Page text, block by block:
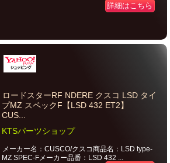
詳細はこちら
ロードスターRF NDERE クスコ LSD タイ
プMZ スペックF【LSD 432 ET2】
CUS...
KTSパーツショップ
メーカー名：CUSCO/クスコ商品名：LSD type-
MZ SPEC-Fメーカー品番：LSD 432 ...